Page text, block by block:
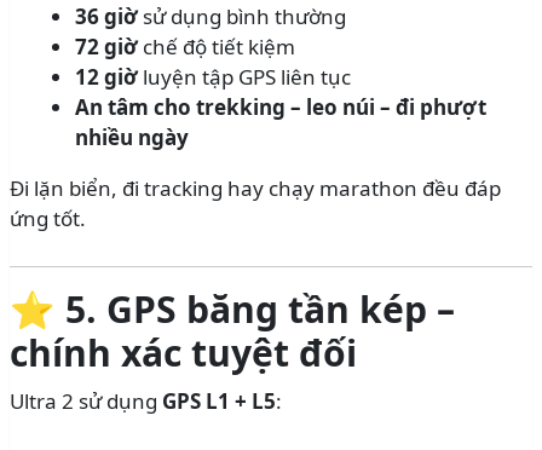
36 giờsử dụng bình thường
72 giờchế độ tiết kiệm
12 giờluyện tập GPS liên tục
An tâm cho trekking – leo núi – đi phượt
nhiều ngày
Đi lặn biển, đi tracking hay chạy marathon đều đáp
ứng tốt.
⭐ 5. GPS băng tần kép –
chính xác tuyệt đối
Ultra 2 sử dụng GPS L1 + L5: